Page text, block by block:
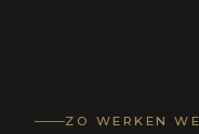
ZO WERKEN WE